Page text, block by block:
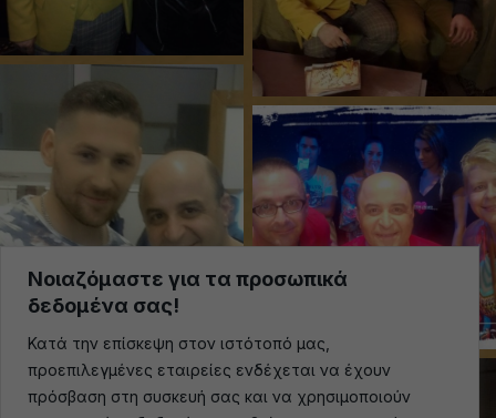
Νοιαζόμαστε για τα προσωπικά
δεδομένα σας!
Κατά την επίσκεψη στον ιστότοπό μας,
προεπιλεγμένες εταιρείες ενδέχεται να έχουν
πρόσβαση στη συσκευή σας και να χρησιμοποιούν